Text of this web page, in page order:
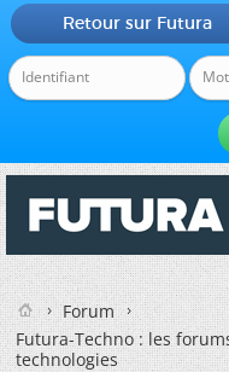
Retour sur Futura
Forum
Futura-Techno : les
technologies